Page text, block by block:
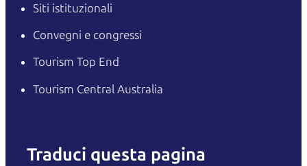
Siti istituzionali
Convegni e congressi
Tourism Top End
Tourism Central Australia
Traduci questa pagina